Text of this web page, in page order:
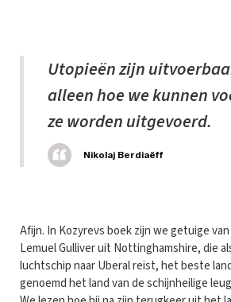
Utopieën zijn
alleen hoe we kunnen
ze worden uitgevoerd.
Nikolaj Berdiaëff
Afijn. In Kozyrevs boek zijn we getuige
Lemuel Gulliver uit Nottinghamshire, die
luchtschip naar Uberal reist, het beste
genoemd het land van de schijnheilige